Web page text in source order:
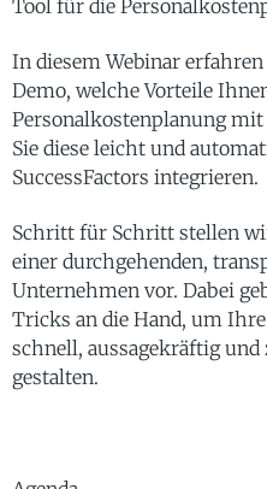
Tool für die
In diesem Webinar
Demo, welche Vorteile
Personalkostenplanung
Sie diese leicht und
SuccessFactors integrieren.
Schritt für Schritt stellen
einer durchgehenden,
Unternehmen vor. Dabei
Tricks an die Hand, um
schnell, aussagekräftig
gestalten.